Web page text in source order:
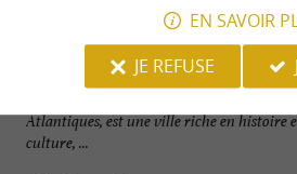
Atlantiques, est une ville riche en histoire
culture, ...
EN SAVOIR
JE REFUSE